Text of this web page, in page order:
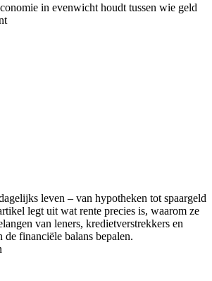
in evenwicht houdt tussen wie geld
leven – van hypotheken tot spaargeld
legt uit wat rente precies is, waarom ze
van leners, kredietverstrekkers en
de financiële balans bepalen.